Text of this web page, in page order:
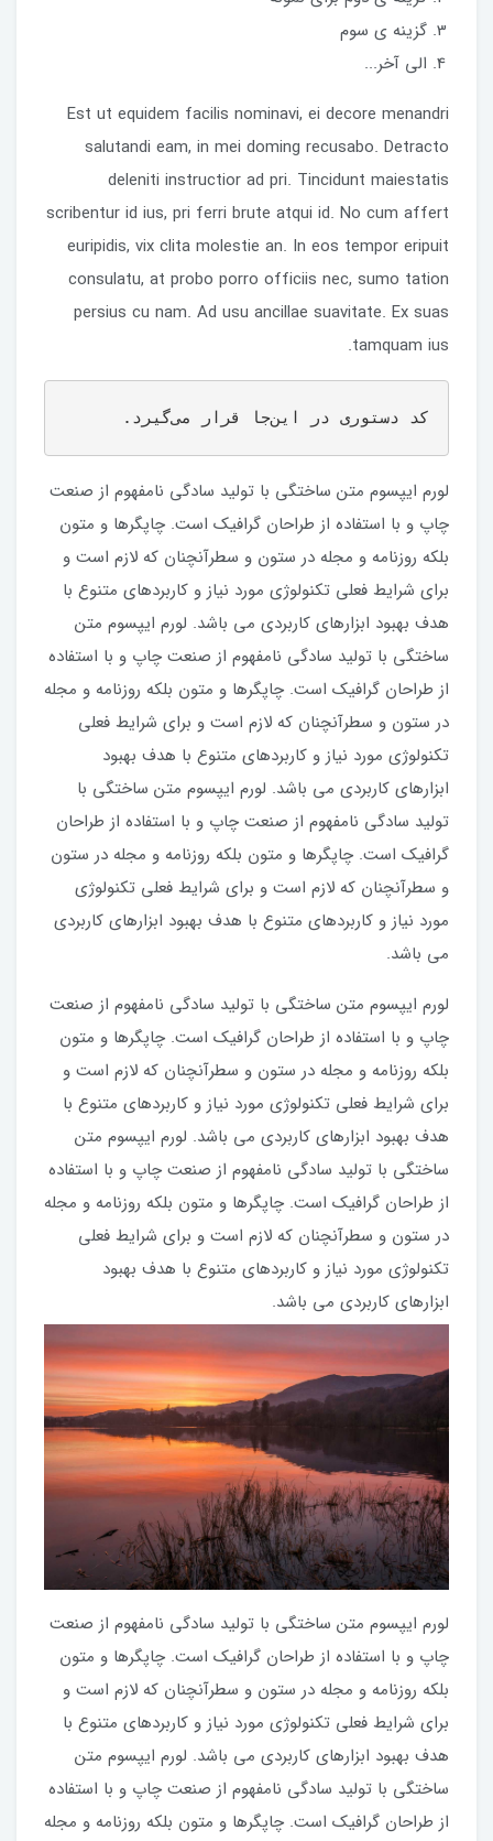
گزینه ی سوم
الی آخر...
Est ut equidem facilis nominavi, ei decore menandri
salutandi eam, in mei doming recusabo. Detracto
deleniti instructior ad pri. Tincidunt maiestatis
scribentur id ius, pri ferri brute atqui id. No cum affert
euripidis, vix clita molestie an. In eos tempor eripuit
consulatu, at probo porro officiis nec, sumo tation
persius cu nam. Ad usu ancillae suavitate. Ex suas
tamquam ius.
کد دستوری در این‌جا قرار می‌گیرد.
لورم ایپسوم متن ساختگی با تولید سادگی نامفهوم از صنعت
چاپ و با استفاده از طراحان گرافیک است. چاپگرها و متون
بلکه روزنامه و مجله در ستون و سطرآنچنان که لازم است و
برای شرایط فعلی تکنولوژی مورد نیاز و کاربردهای متنوع با
هدف بهبود ابزارهای کاربردی می باشد. لورم ایپسوم متن
ساختگی با تولید سادگی نامفهوم از صنعت چاپ و با استفاده
از طراحان گرافیک است. چاپگرها و متون بلکه روزنامه و مجله
در ستون و سطرآنچنان که لازم است و برای شرایط فعلی
تکنولوژی مورد نیاز و کاربردهای متنوع با هدف بهبود
ابزارهای کاربردی می باشد. لورم ایپسوم متن ساختگی با
تولید سادگی نامفهوم از صنعت چاپ و با استفاده از طراحان
گرافیک است. چاپگرها و متون بلکه روزنامه و مجله در ستون
و سطرآنچنان که لازم است و برای شرایط فعلی تکنولوژی
مورد نیاز و کاربردهای متنوع با هدف بهبود ابزارهای کاربردی
می باشد.
لورم ایپسوم متن ساختگی با تولید سادگی نامفهوم از صنعت
چاپ و با استفاده از طراحان گرافیک است. چاپگرها و متون
بلکه روزنامه و مجله در ستون و سطرآنچنان که لازم است و
برای شرایط فعلی تکنولوژی مورد نیاز و کاربردهای متنوع با
هدف بهبود ابزارهای کاربردی می باشد. لورم ایپسوم متن
ساختگی با تولید سادگی نامفهوم از صنعت چاپ و با استفاده
از طراحان گرافیک است. چاپگرها و متون بلکه روزنامه و مجله
در ستون و سطرآنچنان که لازم است و برای شرایط فعلی
تکنولوژی مورد نیاز و کاربردهای متنوع با هدف بهبود
ابزارهای کاربردی می باشد.
لورم ایپسوم متن ساختگی با تولید سادگی نامفهوم از صنعت
چاپ و با استفاده از طراحان گرافیک است. چاپگرها و متون
بلکه روزنامه و مجله در ستون و سطرآنچنان که لازم است و
برای شرایط فعلی تکنولوژی مورد نیاز و کاربردهای متنوع با
هدف بهبود ابزارهای کاربردی می باشد. لورم ایپسوم متن
ساختگی با تولید سادگی نامفهوم از صنعت چاپ و با استفاده
از طراحان گرافیک است. چاپگرها و متون بلکه روزنامه و مجله